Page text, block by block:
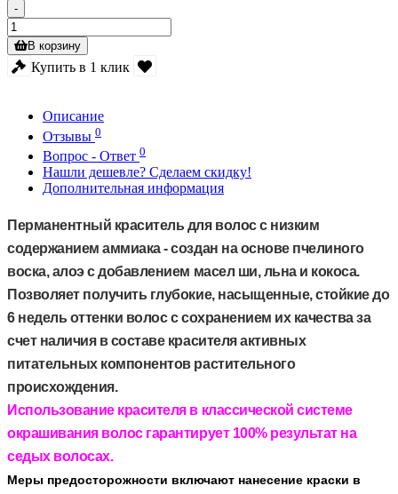
-
В корзину
Купить в 1 клик
Описание
Отзывы 0
Вопрос - Ответ 0
Нашли дешевле? Сделаем скидку!
Дополнительная информация
Перманентный краситель для волос с низким
содержанием аммиака - создан на основе пчелиного
воска, алоэ с добавлением масел ши, льна и кокоса.
Позволяет получить глубокие, насыщенные, стойкие до
6 недель оттенки волос с сохранением их качества за
счет наличия в составе красителя активных
питательных компонентов растительного
происхождения.
Использование красителя в классической системе
окрашивания волос гарантирует 100% результат на
седых волосах.
Меры предосторожности включают нанесение краски в